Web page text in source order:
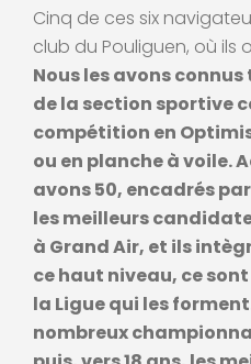
Cinq de ces six
club du Pouliguen, où ils
Nous les avons
de la section sportive
compétition en
ou en planche à voile.
avons 50, encadrés
les meilleurs
à Grand Air, et ils
ce haut niveau, ce
la Ligue qui les
nombreux